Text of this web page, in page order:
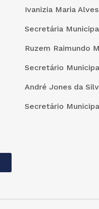
Ivanizia Maria
Secretária
Ruzem Raimundo
Secretário
André Jones da
Secretário